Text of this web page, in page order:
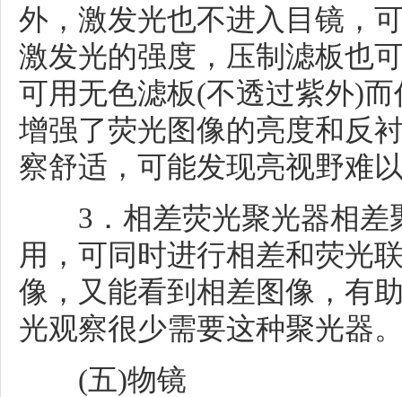
外，激发光也不进入目镜，
激发光的强度，压制滤板也
可用无色滤板(不透过紫外)
增强了荧光图像的亮度和反
察舒适，可能发现亮视野难
3．相差荧光聚光器相差
用，可同时进行相差和荧光
像，又能看到相差图像，有
光观察很少需要这种聚光器
(五)物镜